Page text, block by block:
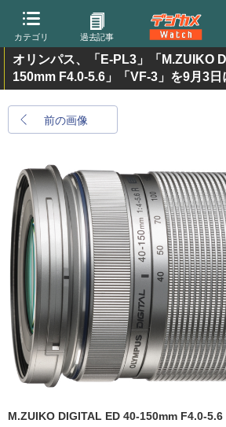
カテゴリ 過去記事
オリンパス、「E-PL3」「M.ZUIKO
150mm F4.0-5.6」「VF-3」を9月3日
前の画像
M.ZUIKO DIGITAL ED 40-150mm F4.0-5.6